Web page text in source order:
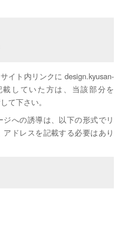
イト内リンクに design.kyusan-
していた方は、当該部分を
て下さい。
への誘導は、以下の形式でリ
ドレスを記載する必要はあり